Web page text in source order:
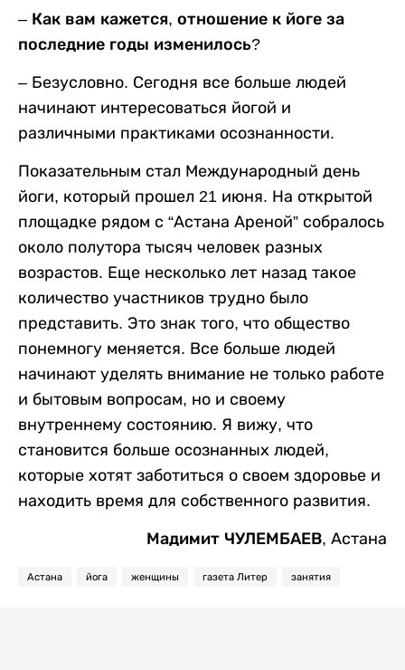
– Как вам кажется, отношение к йоге за
последние годы изменилось?
– Безусловно. Сегодня все больше людей
начинают интересоваться йогой и
различными практиками осознанности.
Показательным стал Международный день
йоги, который прошел 21 июня. На открытой
площадке рядом с “Астана Ареной” собралось
около полутора тысяч человек разных
возрастов. Еще несколько лет назад такое
количество участников трудно было
представить. Это знак того, что общество
понемногу меняется. Все больше людей
начинают уделять внимание не только работе
и бытовым вопросам, но и своему
внутреннему состоянию. Я вижу, что
становится больше осознанных людей,
которые хотят заботиться о своем здоровье и
находить время для собственного развития.
Мадимит ЧУЛЕМБАЕВ, Астана
Астана йога женщины газета Литер занятия